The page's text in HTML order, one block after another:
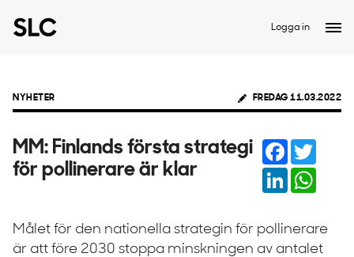
Logga in
NYHETER FREDAG 11.03.2022
MM: Finlands första strategi
för pollinerare är klar
Facebook
LinkedIn
Målet för den nationella strategin för pollinerare
är att före 2030 stoppa minskningen av antalet